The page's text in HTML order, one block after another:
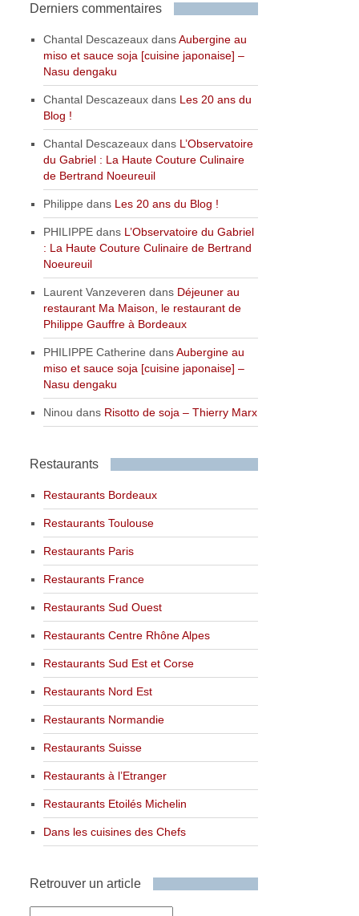
Derniers commentaires
Chantal Descazeaux dansAubergine au
miso et sauce soja [cuisine japonaise] –
Nasu dengaku
Chantal Descazeaux dans Les 20 ans du
Blog !
Chantal Descazeaux dans L’Observatoire
du Gabriel : La Haute Couture Culinaire
de Bertrand Noeureuil
Philippe dans Les 20 ans du Blog !
PHILIPPE dans L’Observatoire du Gabriel
: La Haute Couture Culinaire de Bertrand
Noeureuil
Laurent Vanzeveren dans Déjeuner au
restaurant Ma Maison, le restaurant de
Philippe Gauffre à Bordeaux
PHILIPPE Catherine dansAubergine au
miso et sauce soja [cuisine japonaise] –
Nasu dengaku
Ninou dans Risotto de soja – Thierry Marx
Restaurants
Restaurants Bordeaux
Restaurants Toulouse
Restaurants Paris
Restaurants France
Restaurants Sud Ouest
Restaurants Centre Rhône Alpes
Restaurants Sud Est et Corse
Restaurants Nord Est
Restaurants Normandie
Restaurants Suisse
Restaurants à l’Etranger
Restaurants Etoilés Michelin
Dans les cuisines des Chefs
Retrouver un article